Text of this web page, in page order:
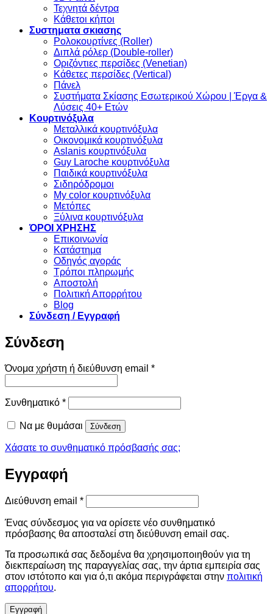
Τεχνητά δέντρα
Κάθετοι κήποι
Συστηματα σκιασης
Ρολοκουρτίνες (Roller)
Διπλά ρόλερ (Double-roller)
Οριζόντιες περσίδες (Venetian)
Κάθετες περσίδες (Vertical)
Πάνελ
Συστήματα Σκίασης Εσωτερικού Χώρου | Έργα &
Λύσεις 40+ Ετών
Κουρτινόξυλα
Μεταλλικά κουρτινόξυλα
Οικονομικά κουρτινόξυλα
Aslanis κουρτινόξυλα
Guy Laroche κουρτινόξυλα
Παιδικά κουρτινόξυλα
Σιδηρόδρομοι
My color κουρτινόξυλα
Μετόπες
Ξύλινα κουρτινόξυλα
ΌΡΟΙ ΧΡΗΣΗΣ
Επικοινωνία
Κατάστημα
Οδηγός αγοράς
Τρόποι πληρωμής
Αποστολή
Πολιτική Απορρήτου
Blog
Σύνδεση / Εγγραφή
Σύνδεση
Όνομα χρήστη ή διεύθυνση email *Απαιτείται
Συνθηματικό *Απαιτείται
Να με θυμάσαι Σύνδεση
Χάσατε το συνθηματικό πρόσβασής σας;
Εγγραφή
Διεύθυνση email *Απαιτείται
Ένας σύνδεσμος για να ορίσετε νέο συνθηματικό
πρόσβασης θα αποσταλεί στη διεύθυνση email σας.
Τα προσωπικά σας δεδομένα θα χρησιμοποιηθούν για τη
διεκπεραίωση της παραγγελίας σας, την άρτια εμπειρία σας
στον ιστότοπο και για ό,τι ακόμα περιγράφεται στην πολιτική
απορρήτου.
Εγγραφή